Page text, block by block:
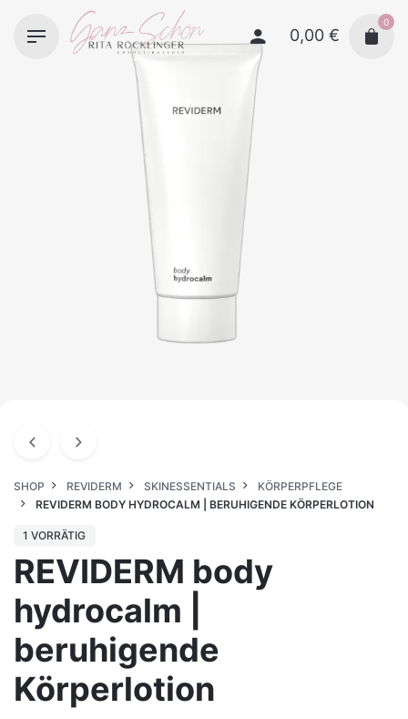
0,00 €
0
SHOP REVIDERM SKINESSENTIALS
KÖRPERPFLEGE
REVIDERM BODY HYDROCALM | BERUHIGENDE KÖRPERLOTION
1 VORRÄTIG
REVIDERM body
hydrocalm |
beruhigende
Körperlotion